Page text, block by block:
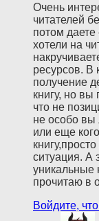
Очень
читателей
потом
хотели на
ресурсов. В
получение
книгу, но
что не
не особо вы
или еще
ситуация. А
уникальные
прочитаю в
Войдите,